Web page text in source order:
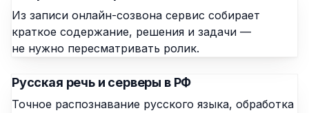
Из записи онлайн-созвона сервис собирает
краткое содержание, решения и задачи —
не нужно пересматривать ролик.
Русская речь и серверы в РФ
Точное распознавание русского языка, обработка